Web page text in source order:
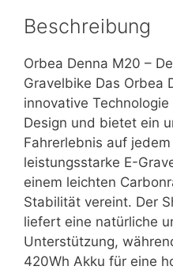
Beschreibung
Orbea Denna M20 –
Gravelbike Das Orbea
innovative
Design und bietet ein
Fahrerlebnis auf
leistungsstarke E-
einem leichten
Stabilität vereint. Der
liefert eine natürliche
Unterstützung,
420Wh Akku für eine